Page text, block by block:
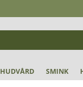
HUDVÅRD SMINK